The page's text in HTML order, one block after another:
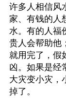
许多人相信风
家、有钱的人
水。有的人福
贵人会帮助他
就用完了，假
凶。如果是经
大灾变小灾，
掉了。